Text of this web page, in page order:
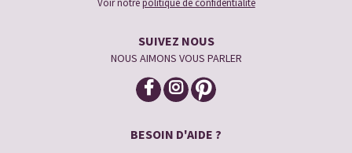
Voir notrepolitique de confidentialité
SUIVEZ NOUS
NOUS AIMONS VOUS PARLER
BESOIN D'AIDE ?